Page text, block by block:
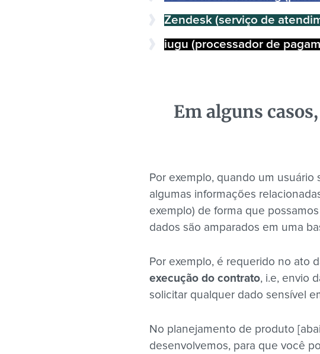
Zendesk (serviço de
iugu (processador de
Em alguns
Por exemplo, quando um
algumas informações
exemplo) de forma que possamos
dados são amparados em uma
Por exemplo, é requerido no ato
execução do contrato, i.e, envio
solicitar qualquer dado sensível
No planejamento de produto
desenvolvemos, para que você